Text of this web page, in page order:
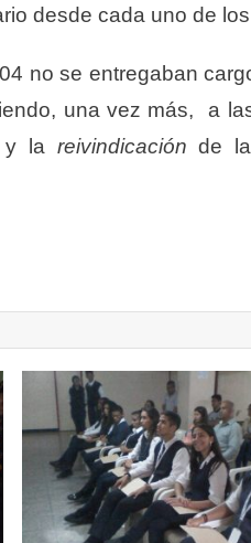
desde cada uno de
no se entregaban
una vez más, a
y la reivindicación de